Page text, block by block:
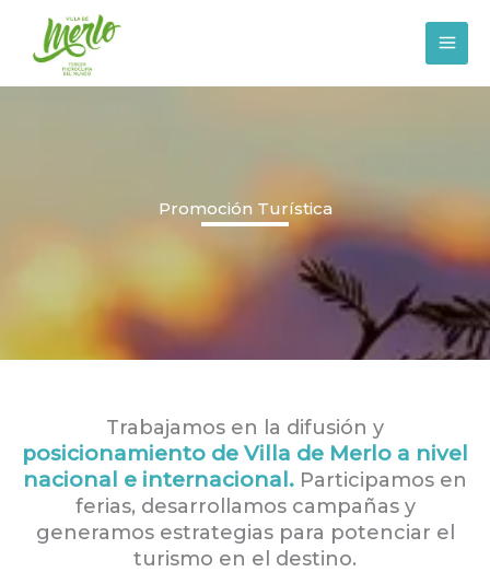
contenido
Promoción Turística
Trabajamos en la difusión y
posicionamiento de Villa de Merlo a nivel
nacional e internacional. Participamos en
ferias, desarrollamos campañas y
generamos estrategias para potenciar el
turismo en el destino.